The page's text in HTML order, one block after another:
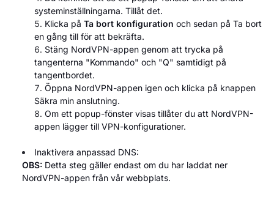
systeminställningarna. Tillåt det.
Klicka på Ta bort konfiguration och sedan på Ta bort
en gång till för att bekräfta.
Stäng NordVPN-appen genom att trycka på
tangenterna "Kommando" och "Q" samtidigt på
tangentbordet.
Öppna NordVPN-appen igen och klicka på knappen
Säkra min anslutning.
Om ett popup-fönster visas tillåter du att NordVPN-
appen lägger till VPN-konfigurationer.
Inaktivera anpassad DNS:
OBS: Detta steg gäller endast om du har laddat ner
NordVPN-appen från vår webbplats.